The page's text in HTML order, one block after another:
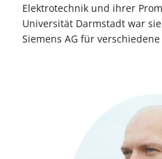
Elektrotechnik und ihrer
Universität Darmstadt war
Siemens AG für